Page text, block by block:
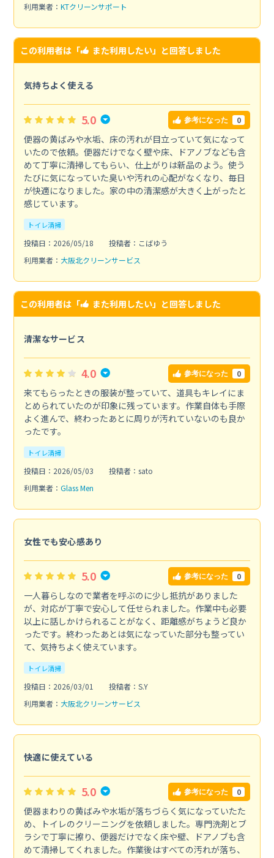
利用業者： KTクリーンサポート
この利用者は「 また利用したい」と回答しました
気持ちよく使える
5.0 参考になった 0
便器の黄ばみや水垢、床の汚れが目立っていて気になって
いたので依頼。便器だけでなく壁や床、ドアノブなども含
めて丁寧に清掃してもらい、仕上がりは新品のよう。使う
たびに気になっていた臭いや汚れの心配がなくなり、毎日
が快適になりました。家の中の清潔感が大きく上がったと
感じています。
トイレ清掃
投稿日：2026/05/18
投稿者：こばゆう
利用業者： 大阪北クリーンサービス
この利用者は「 また利用したい」と回答しました
清潔なサービス
4.0 参考になった 0
来てもらったときの服装が整っていて、道具もキレイにま
とめられていたのが印象に残っています。作業自体も手際
よく進んで、終わったあとに周りが汚れていないのも良か
ったです。
トイレ清掃
投稿日：2026/05/03
投稿者：sato
利用業者： Glass Men
女性でも安心感あり
5.0 参考になった 0
一人暮らしなので業者を呼ぶのに少し抵抗がありました
が、対応が丁寧で安心して任せられました。作業中も必要
以上に話しかけられることがなく、距離感がちょうど良か
ったです。終わったあとは気になっていた部分も整ってい
て、気持ちよく使えています。
トイレ清掃
投稿日：2026/03/01
投稿者：S.Y
利用業者： 大阪北クリーンサービス
快適に使えている
5.0 参考になった 0
便器まわりの黄ばみや水垢が落ちづらく気になっていたた
め、トイレのクリーニングを依頼しました。専門洗剤とブ
ラシで丁寧に擦り、便器だけでなく床や壁、ドアノブも含
めて清掃してくれました。作業後はすべての汚れが落ち、